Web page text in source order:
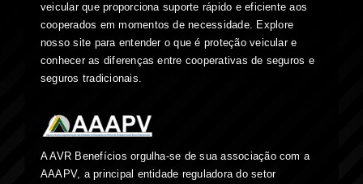
veicular que proporciona suporte rápido e eficiente aos
cooperados em momentos de necessidade. Explore
nosso site para entender o que é proteção veicular e
conhecer as diferenças entre cooperativas de seguros e
seguros tradicionais.
A AVR Benefícios orgulha-se de sua associação com a
AAAPV, a principal entidade reguladora do setor